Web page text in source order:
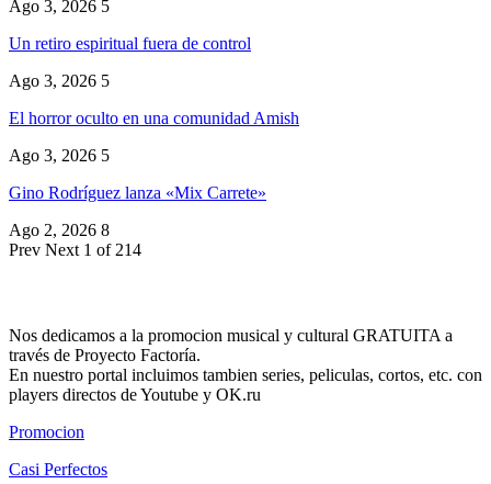
Ago 3, 2026 5
Un retiro espiritual fuera de control
Ago 3, 2026 5
El horror oculto en una comunidad Amish
Ago 3, 2026 5
Gino Rodríguez lanza «Mix Carrete»
Ago 2, 2026 8
Prev Next 1 of 214
Nos dedicamos a la promocion musical y cultural GRATUITA a
través de Proyecto Factoría.
En nuestro portal incluimos tambien series, peliculas, cortos, etc. con
players directos de Youtube y OK.ru
Promocion
Casi Perfectos